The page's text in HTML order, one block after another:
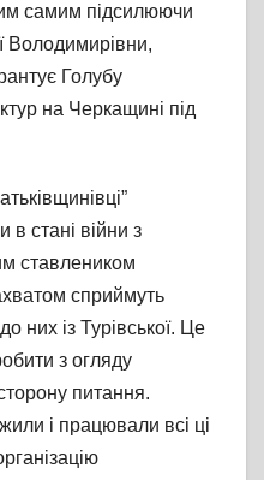
самим підсилюючи
Володимирівни,
Голубу
на Черкащині під
стані війни з
ставлеником
сприймуть
них із Турівської. Це
з огляду
питання.
і працювали всі ці